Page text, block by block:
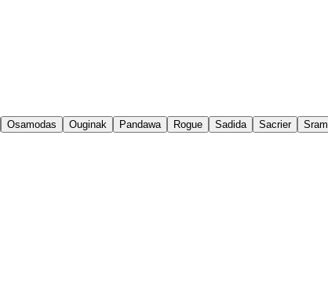
Osamodas Ouginak Pandawa Rogue Sadida Sacrier Sram